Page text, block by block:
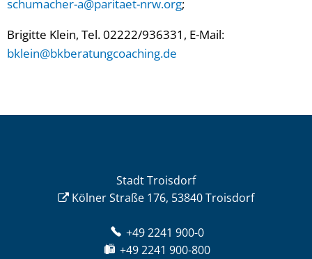
schumacher-a@paritaet-nrw.org;
Brigitte Klein, Tel. 02222/936331, E-Mail:
bklein@bkberatungcoaching.de
Stadt Troisdorf
Kölner Straße 176, 53840 Troisdorf
+49 2241 900-0
+49 2241 900-800